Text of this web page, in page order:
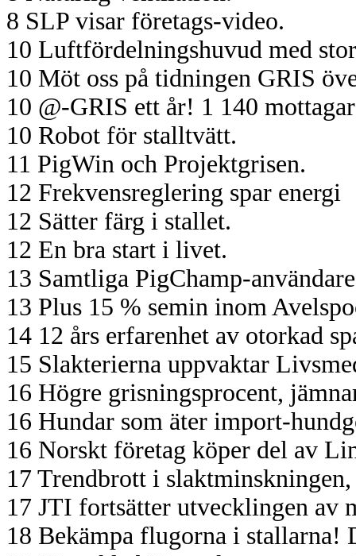
8 SLP visar företags-video.
10 Luftfördelningshuvud med
10 Möt oss på tidningen GRIS
10 @-GRIS ett år! 1 140
10 Robot för stalltvätt.
11 PigWin och Projektgrisen.
12 Frekvensreglering spar energi
12 Sätter färg i stallet.
12 En bra start i livet.
13 Samtliga PigChamp-
13 Plus 15 % semin inom
14 12 års erfarenhet av otorkad
15 Slakterierna uppvaktar
16 Högre grisningsprocent,
16 Hundar som äter import-
16 Norskt företag köper del av
17 Trendbrott i
17 JTI fortsätter utvecklingen av
18 Bekämpa flugorna i stallarna!